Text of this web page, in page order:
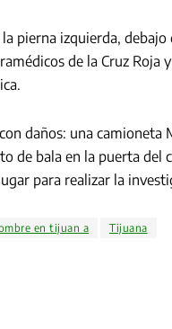
pierna izquierda,
de la Cruz
daños: una camioneta
de bala en la puerta del
para realizar la
en tijuan a Tijuana